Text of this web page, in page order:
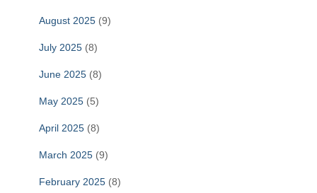
August 2025 (9)
July 2025 (8)
June 2025 (8)
May 2025 (5)
April 2025 (8)
March 2025 (9)
February 2025 (8)